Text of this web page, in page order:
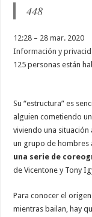
448
12:28 – 28 mar. 2020
Información y
125 personas están
Su “estructura” es
alguien cometiendo
viviendo una
un grupo de hombres
una serie de
de Vicentone y Tony
Para conocer el
mientras bailan, hay